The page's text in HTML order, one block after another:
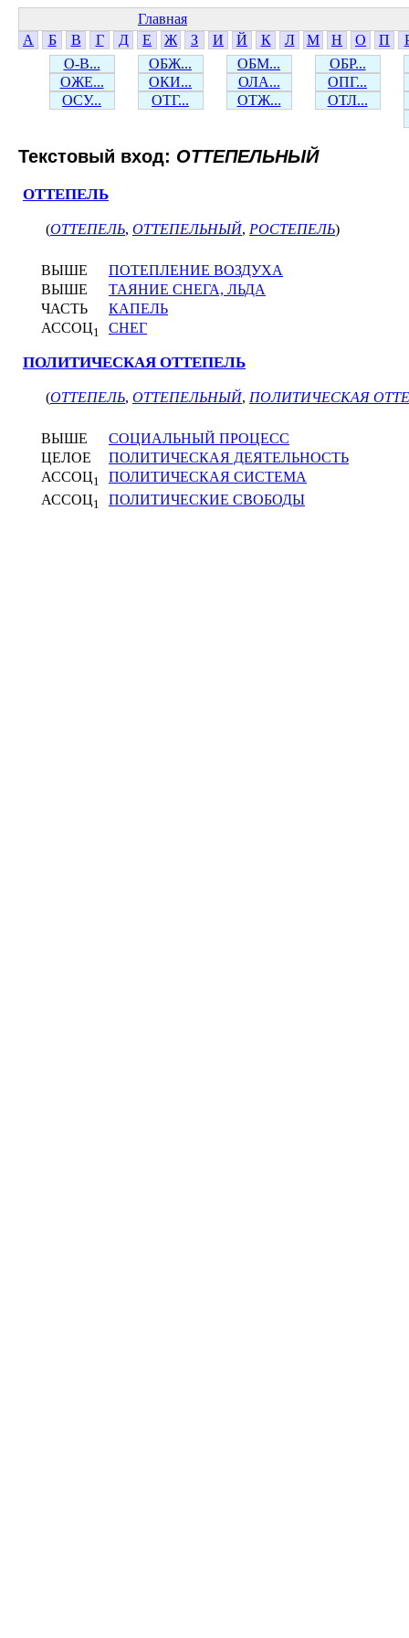
Главная
А
Б В Г Д Е Ж З И Й К Л М Н О П
О-В...
ОБЖ... ОБМ...
ОБР...
ОЖЕ...
ОКИ... ОЛА...
ОПГ...
ОСУ...
ОТГ... ОТЖ... ОТЛ...
Текстовый вход: ОТТЕПЕЛЬНЫЙ
ОТТЕПЕЛЬ
(ОТТЕПЕЛЬ, ОТТЕПЕЛЬНЫЙ, РОСТЕПЕЛЬ)
ВЫШЕ
ПОТЕПЛЕНИЕ ВОЗДУХА
ВЫШЕ
ТАЯНИЕ СНЕГА, ЛЬДА
ЧАСТЬ
КАПЕЛЬ
АССОЦ1 СНЕГ
ПОЛИТИЧЕСКАЯ ОТТЕПЕЛЬ
(ОТТЕПЕЛЬ, ОТТЕПЕЛЬНЫЙ, ПОЛИТИЧЕСКАЯ
ВЫШЕ
СОЦИАЛЬНЫЙ ПРОЦЕСС
ЦЕЛОЕ
ПОЛИТИЧЕСКАЯ ДЕЯТЕЛЬНОСТЬ
АССОЦ1
ПОЛИТИЧЕСКАЯ СИСТЕМА
АССОЦ1 ПОЛИТИЧЕСКИЕ СВОБОДЫ